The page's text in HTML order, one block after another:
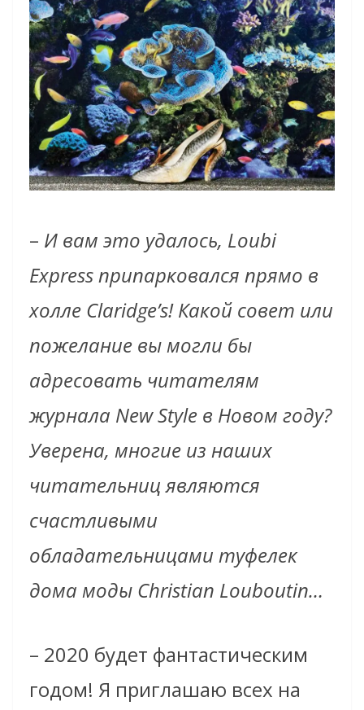
– И вам это удалось, Loubi
Express припарковался прямо в
холле Claridge’s! Какой совет или
пожелание вы могли бы
адресовать читателям
журнала New Style в Новом году?
Уверена, многие из наших
читательниц являются
счастливыми
обладательницами туфелек
дома моды Christian Louboutin…
– 2020 будет фантастическим
годом! Я приглашаю всех на